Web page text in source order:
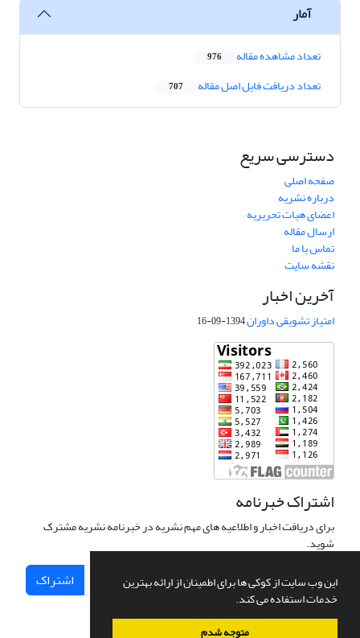
این وب سایت از کوکی ها برای اطمینان از ارائه بهترین
خدمات استفاده می کند.
متوجه شدم
آمار
تعداد مشاهده مقاله 976
تعداد دریافت فایل اصل مقاله 707
دسترسی سریع
صفحه اصلی
درباره نشریه
اعضای هیات تحریریه
ارسال مقاله
تماس با ما
نقشه سایت
آخرین اخبار
امتیاز تشویقی داوران1394-09-16
اشتراک خبرنامه
برای دریافت اخبار و اطلاعیه های مهم نشریه در خبرنامه نشریه مشترک
شوید.
اشتراک